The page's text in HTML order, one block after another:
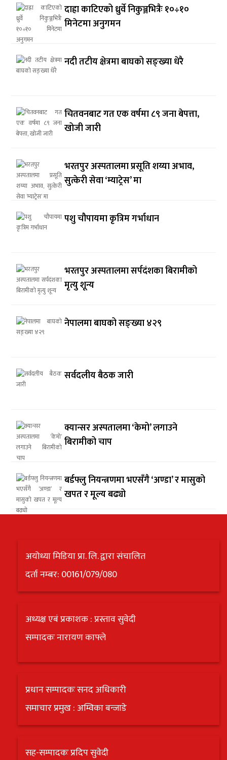
दाह्रा काटिएको ध्रुर्वे निकुञ्जभित्रैः १०÷१०
मिनेटमा अनुगमन
नदी तटीय क्षेत्रमा बाघको सङ्ख्या धेरै
चितवनबाट गत एक वर्षमा ८९ जना बेपत्ता,
खोजी जारी
भरतपुर अस्पतालमा प्रसूति शय्या अभाव,
सुत्केरी सेवा ‘म्याट्रेस’ मा
पशु चौपायमा कृत्रिम गर्भाधान
भरतपुर अस्पतालमा सर्पदंशका बिरामीको
मृत्यु शून्य
नेपालमा बाघको सङ्ख्या ४२९
सर्वदलीय बैठक जारी
क्यान्सर अस्पतालमा ‘केमो’ लगाउने
बिरामीको चाप
बर्डफ्लु नियन्त्रणमा भएसँगै ‘अण्डा’ र मासुको
खपत र मूल्य बढ्यो
अयोध्या मिडिया प्रा. लि. द्वारा संचालित
दर्ता नम्बर: 00161/079/080
अध्यक्ष एबं प्रकाशक : प्रस्ताव सुवेदी
सम्पादकः नारायण काफ्ले
प्रधान सम्पादकः सनद अधिकारी
समाचार प्रमुख : अम्विका बन्जाडे
सह-सम्पादकः प्रदिप सुवेदी